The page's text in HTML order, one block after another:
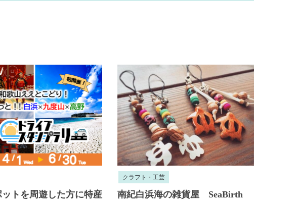
トを周遊した方に特産
クラフト・工芸
南紀白浜海の雑貨屋 SeaBirth